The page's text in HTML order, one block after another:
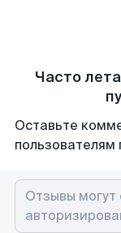
Часто
Оставьте